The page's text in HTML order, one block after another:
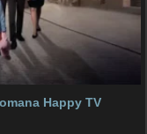
Happy TV